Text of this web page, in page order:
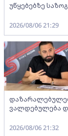
უწყებებზე
2026/08/06 21:29
ვალდებულება
2026/08/06 21:32